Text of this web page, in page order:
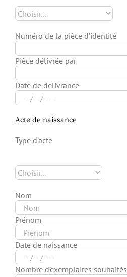
Numéro de la pièce d’identité
Pièce délivrée par
Date de délivrance
Acte de naissance
Type d’acte
Nom
Prénom
Date de naissance
Nombre d’exemplaires souhaités